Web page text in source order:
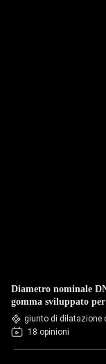
Diametro nominale
gomma sviluppato
l'assorbimento del
giunto di dilatazione
18 opinioni